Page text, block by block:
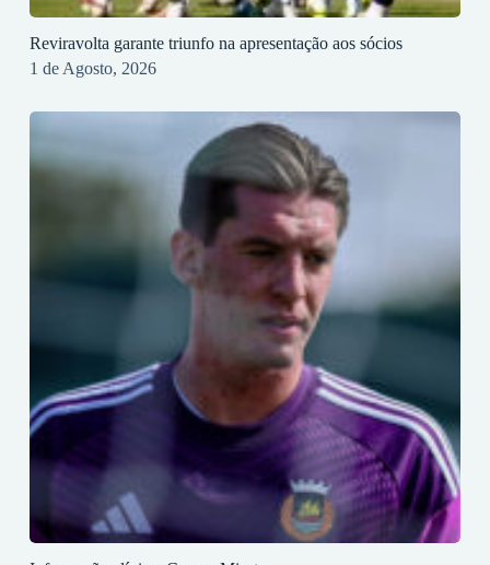
Reviravolta garante triunfo na apresentação aos sócios
1 de Agosto, 2026